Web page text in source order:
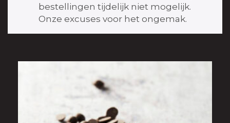
bestellingen tijdelijk niet mogelijk.
Onze excuses voor het ongemak.